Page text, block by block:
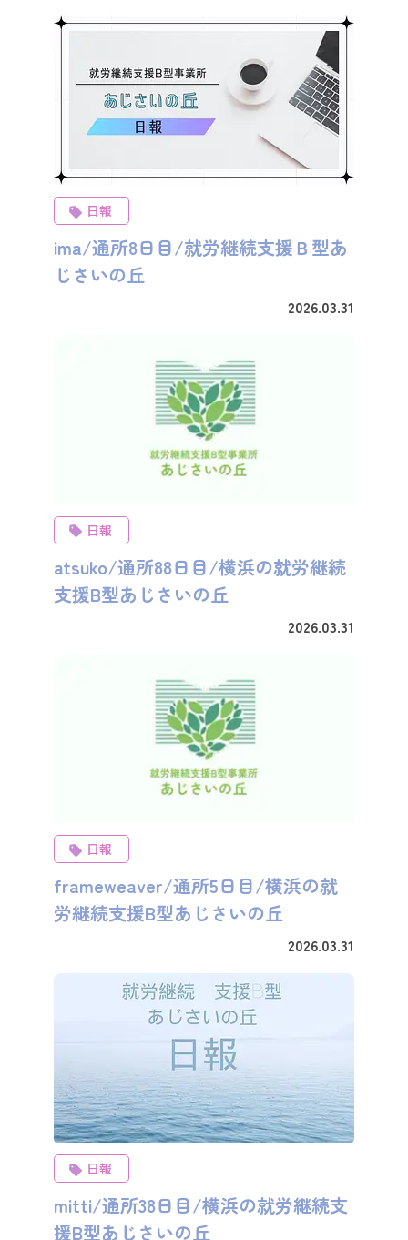
日報
ima/通所8日目/就労継続支援Ｂ型あ
じさいの丘
2026.03.31
日報
atsuko/通所88日目/横浜の就労継続
支援B型あじさいの丘
2026.03.31
日報
frameweaver/通所5日目/横浜の就
労継続支援B型あじさいの丘
2026.03.31
日報
mitti/通所38日目/横浜の就労継続支
援B型あじさいの丘